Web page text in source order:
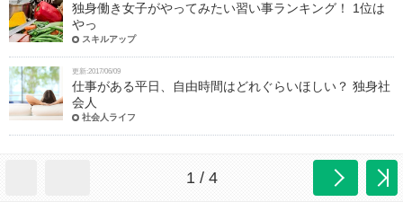
独身働き女子がやってみたい習い事ランキング！ 1位は
やっ
スキルアップ
更新:2017/06/09
仕事がある平日、自由時間はどれぐらいほしい？ 独身社
会人
社会人ライフ
1 / 4